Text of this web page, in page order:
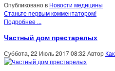
Опубликовано в Новости медицины
Станьте первым комментатором!
Подробнее ...
Частный дом престарелых
Суббота, 22 Июль 2017 08:32 Автор